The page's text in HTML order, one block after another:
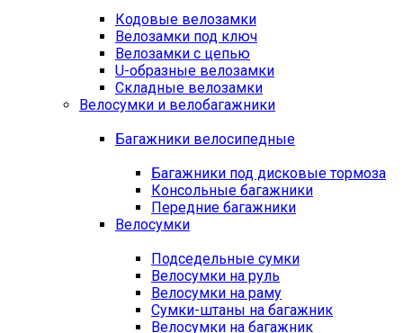
Кодовые велозамки
Велозамки под ключ
Велозамки с цепью
U-образные велозамки
Складные велозамки
Велосумки и велобагажники
Багажники велосипедные
Багажники под дисковые тормоза
Консольные багажники
Передние багажники
Велосумки
Подседельные сумки
Велосумки на руль
Велосумки на раму
Сумки-штаны на багажник
Велосумки на багажник